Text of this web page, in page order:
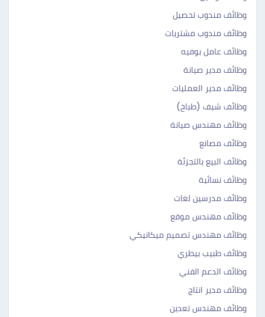
وظائف مندوب تحصيل
وظائف مندوب مشتريات
وظائف عامل بوفيه
وظائف مدير صيانة
وظائف مدير العمليات
وظائف شيف (طباخ)
وظائف مهندس صيانة
وظائف مصانع
وظائف البيع بالتجزئة
وظائف نسائية
وظائف مدرسين لغات
وظائف مهندس موقع
وظائف مهندس تصميم ميكانيكي
وظائف طبيب بيطري
وظائف الدعم الفني
وظائف مدير انتاج
وظائف مهندس تعدين